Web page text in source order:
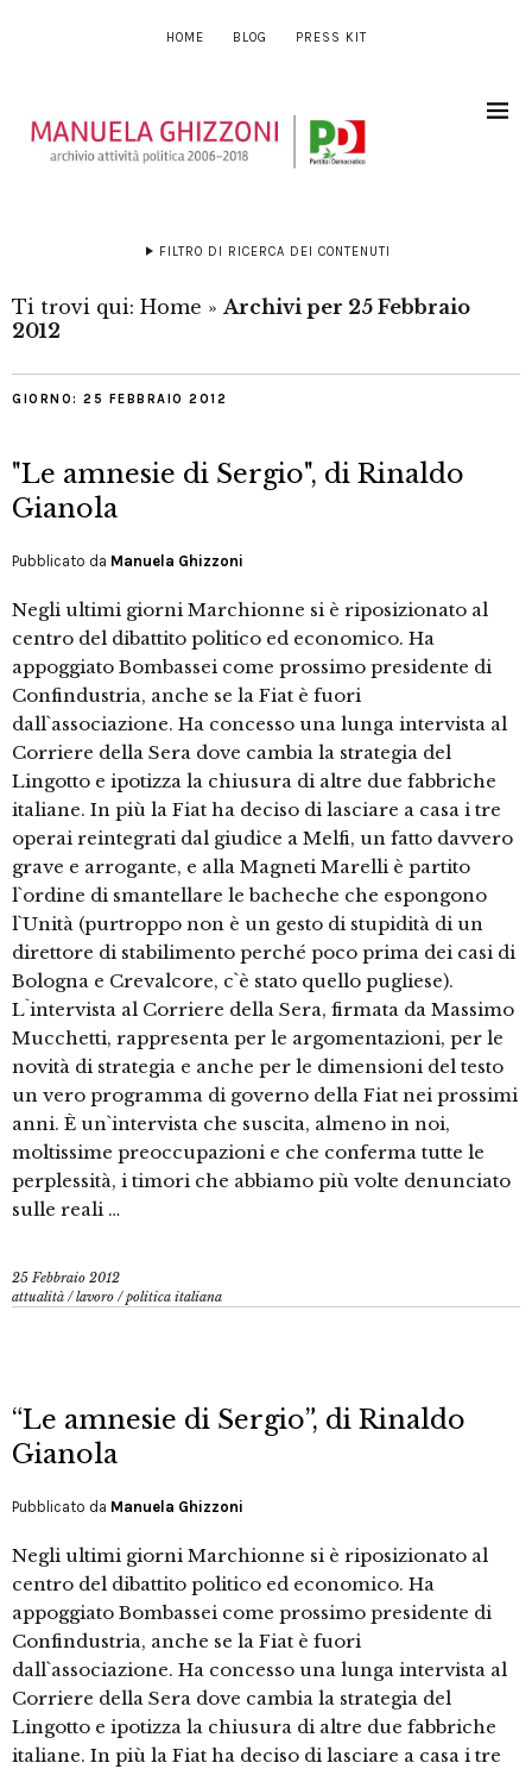
HOME BLOG PRESS KIT
FILTRO DI RICERCA DEI CONTENUTI
Ti trovi qui: Home » Archivi per 25 Febbraio
2012
GIORNO: 25 FEBBRAIO 2012
"Le amnesie di Sergio", di Rinaldo
Gianola
Pubblicato da Manuela Ghizzoni
Negli ultimi giorni Marchionne si è riposizionato al
centro del dibattito politico ed economico. Ha
appoggiato Bombassei come prossimo presidente di
Confindustria, anche se la Fiat è fuori
dall`associazione. Ha concesso una lunga intervista al
Corriere della Sera dove cambia la strategia del
Lingotto e ipotizza la chiusura di altre due fabbriche
italiane. In più la Fiat ha deciso di lasciare a casa i tre
operai reintegrati dal giudice a Melfi, un fatto davvero
grave e arrogante, e alla Magneti Marelli è partito
l`ordine di smantellare le bacheche che espongono
l`Unità (purtroppo non è un gesto di stupidità di un
direttore di stabilimento perché poco prima dei casi di
Bologna e Crevalcore, c`è stato quello pugliese).
L`intervista al Corriere della Sera, firmata da Massimo
Mucchetti, rappresenta per le argomentazioni, per le
novità di strategia e anche per le dimensioni del testo
un vero programma di governo della Fiat nei prossimi
anni. È un`intervista che suscita, almeno in noi,
moltissime preoccupazioni e che conferma tutte le
perplessità, i timori che abbiamo più volte denunciato
sulle reali …
25 Febbraio 2012
attualità /lavoro /politica italiana
“Le amnesie di Sergio”, di Rinaldo
Gianola
Pubblicato da Manuela Ghizzoni
Negli ultimi giorni Marchionne si è riposizionato al
centro del dibattito politico ed economico. Ha
appoggiato Bombassei come prossimo presidente di
Confindustria, anche se la Fiat è fuori
dall`associazione. Ha concesso una lunga intervista al
Corriere della Sera dove cambia la strategia del
Lingotto e ipotizza la chiusura di altre due fabbriche
italiane. In più la Fiat ha deciso di lasciare a casa i tre